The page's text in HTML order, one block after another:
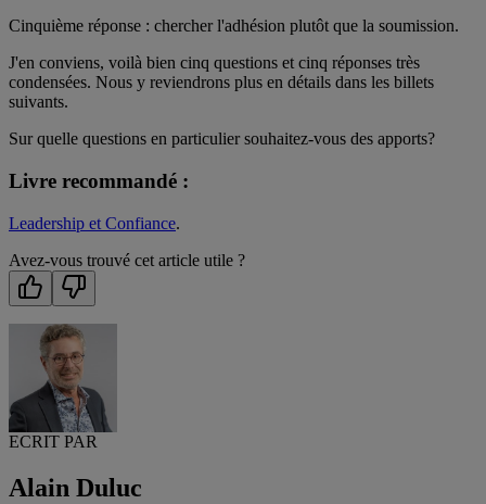
Cinquième réponse : chercher l'adhésion plutôt que la soumission.
J'en conviens, voilà bien cinq questions et cinq réponses très
condensées. Nous y reviendrons plus en détails dans les billets
suivants.
Sur quelle questions en particulier souhaitez-vous des apports?
Livre recommandé :
Leadership et Confiance.
Avez-vous trouvé cet article utile ?
ECRIT PAR
Alain Duluc